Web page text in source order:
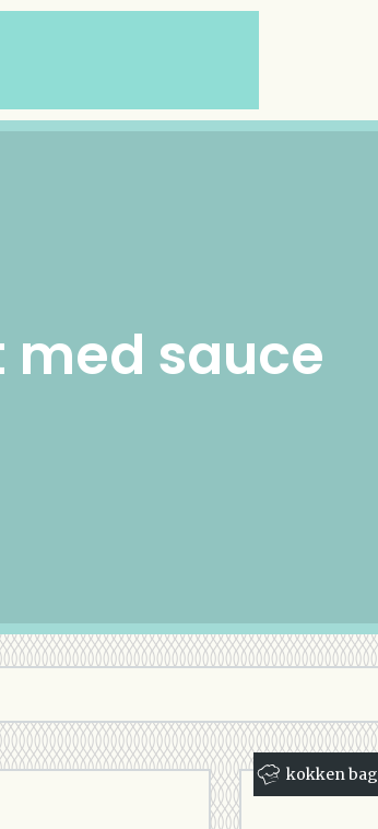
med sauce
kokken bag